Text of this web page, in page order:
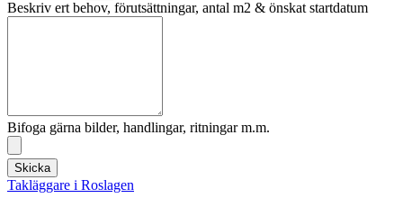
Beskriv ert behov, förutsättningar, antal m2 & önskat startdatum
Bifoga gärna bilder, handlingar, ritningar m.m.
Skicka
Takläggare i Roslagen